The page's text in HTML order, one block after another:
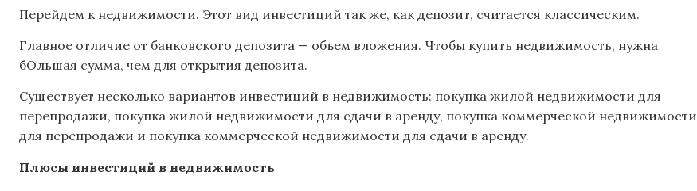
Перейдем к недвижимости. Этот вид инвестиций так же, как депозит, считается классическим.
Главное отличие от банковского депозита — объем вложения. Чтобы купить недвижимость, нужна
бОльшая сумма, чем для открытия депозита.
Существует несколько вариантов инвестиций в недвижимость: покупка жилой недвижимости для
перепродажи, покупка жилой недвижимости для сдачи в аренду, покупка коммерческой недвижимости
для перепродажи и покупка коммерческой недвижимости для сдачи в аренду.
Плюсы инвестиций в недвижимость